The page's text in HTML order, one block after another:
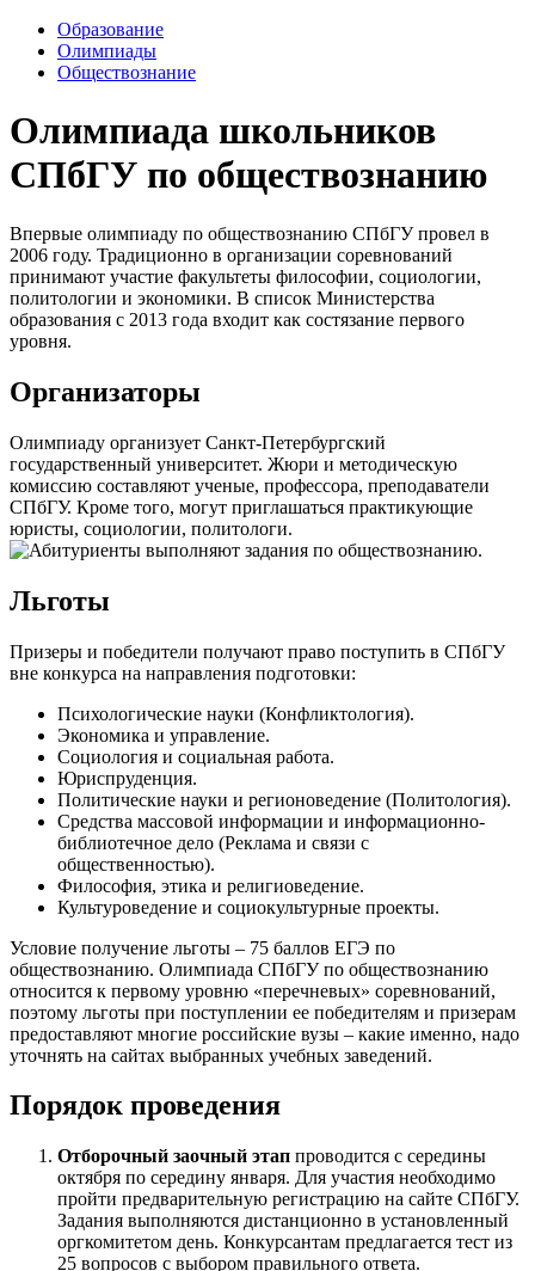
Образование
Олимпиады
Обществознание
Олимпиада школьников
СПбГУ по обществознанию
Впервые олимпиаду по обществознанию СПбГУ провел в
2006 году. Традиционно в организации соревнований
принимают участие факультеты философии, социологии,
политологии и экономики. В список Министерства
образования с 2013 года входит как состязание первого
уровня.
Организаторы
Олимпиаду организует Санкт-Петербургский
государственный университет. Жюри и методическую
комиссию составляют ученые, профессора, преподаватели
СПбГУ. Кроме того, могут приглашаться практикующие
юристы, социологии, политологи.
Льготы
Призеры и победители получают право поступить в СПбГУ
вне конкурса на направления подготовки:
Психологические науки (Конфликтология).
Экономика и управление.
Социология и социальная работа.
Юриспруденция.
Политические науки и регионоведение (Политология).
Средства массовой информации и информационно-
библиотечное дело (Реклама и связи с
общественностью).
Философия, этика и религиоведение.
Культуроведение и социокультурные проекты.
Условие получение льготы – 75 баллов ЕГЭ по
обществознанию. Олимпиада СПбГУ по обществознанию
относится к первому уровню «перечневых» соревнований,
поэтому льготы при поступлении ее победителям и призерам
предоставляют многие российские вузы – какие именно, надо
уточнять на сайтах выбранных учебных заведений.
Порядок проведения
Отборочный заочный этап проводится с середины
октября по середину января. Для участия необходимо
пройти предварительную регистрацию на сайте СПбГУ.
Задания выполняются дистанционно в установленный
оргкомитетом день. Конкурсантам предлагается тест из
25 вопросов с выбором правильного ответа.